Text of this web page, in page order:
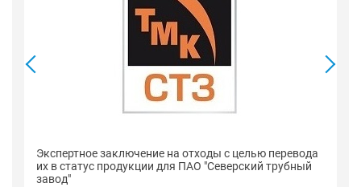
Экспертное заключение на отходы с целью перевода
их в статус продукции для ПАО "Северский трубный
завод"